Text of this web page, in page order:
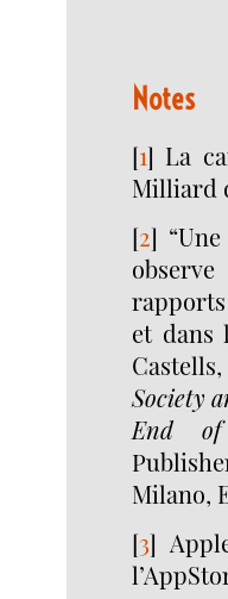
Notes
[1] La
Milliard
[2]
et dans
Society
End of
Milano,
[3]